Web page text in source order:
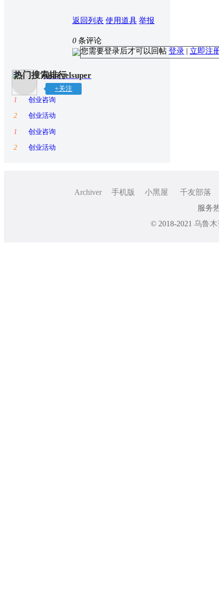
返回列表 使用道具 举报
0 条评论
您需要登录后才可以回帖 登录 | 立即注
marvelsuper
+关注
热门搜索排行
1 创业咨询
2 创业活动
1 创业咨询
2 创业活动
Archiver 手机版 小黑屋
千友部落
服务
© 2018-2021 乌鲁